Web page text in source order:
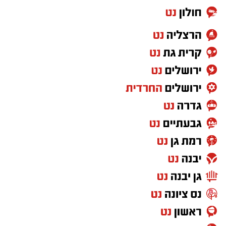
התגלית המפתיעה ששינתה הכול
בשנת 2011 מצא פקח שמורת החולה יורם מלכה
פרט של עגולשון שחור־גחון. התגלית הייתה
דרמטית: במשך עשרות שנים נחשב המין לנכחד,
ואף הוכרז ב־1996 כמין שנכחד מהעולם.
חזרה מרגשת לטבע: הצפרדע שנעלמה מהעולם
שוב מתרבה בחולה